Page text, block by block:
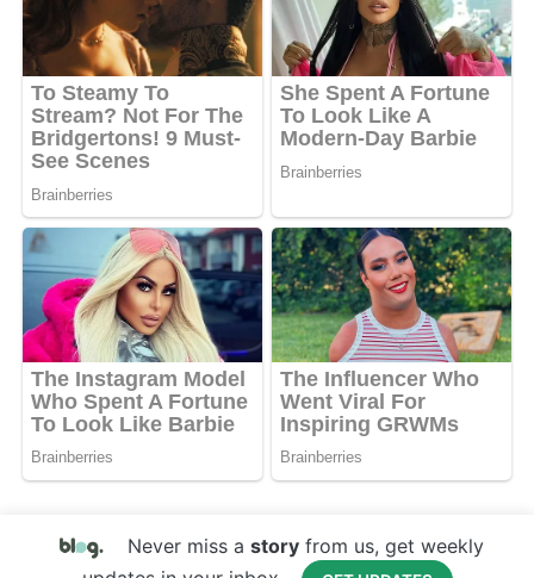
Never miss a story from us, get weekly